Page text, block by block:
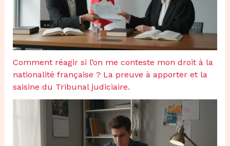
Comment réagir si l’on me conteste mon droit à la
nationalité française ? La preuve à apporter et la
saisine du Tribunal judiciaire.